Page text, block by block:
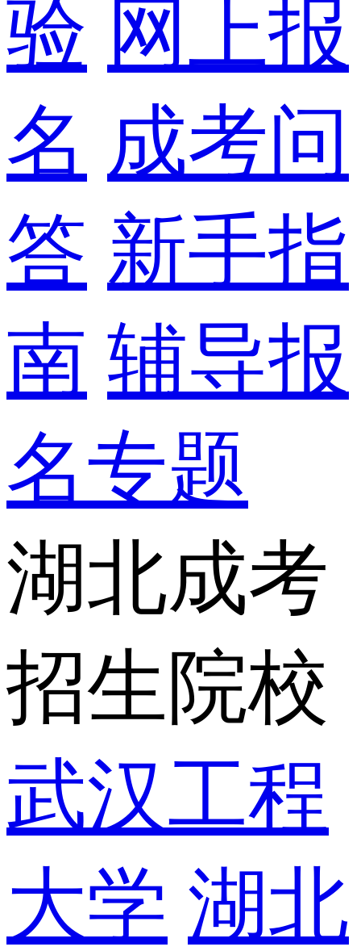
验 网上报
名 成考问
答 新手指
南 辅导报
名专题
湖北成考
招生院校
武汉工程
大学 湖北